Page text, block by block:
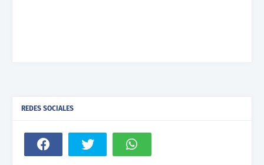
REDES SOCIALES